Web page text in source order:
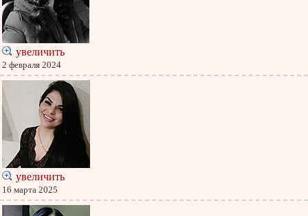
увеличить
2 февраля 2024
увеличить
16 марта 2025